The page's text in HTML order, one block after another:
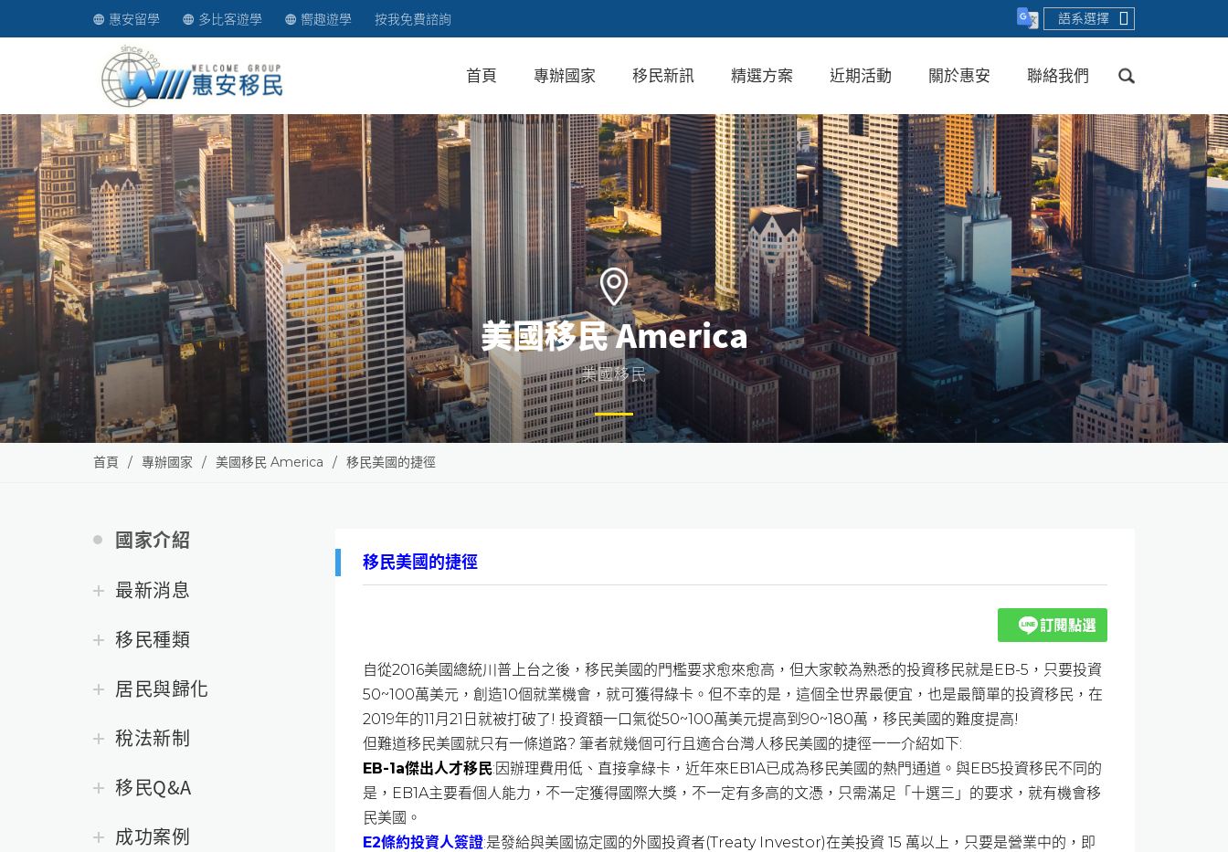
惠安留學 多比客遊學 嚮趣遊學 按我免費諮詢 語系選擇
首頁 專辦國家 移民新訊 精選方案 近期活動 關於惠安 聯絡我們
送出
美國移民 America
美國移民
首頁 專辦國家 美國移民 America 移民美國的捷徑
國家介紹
最新消息
移民種類
居民與歸化
稅法新制
移民Q&A
成功案例
移民美國的捷徑
自從2016美國總統川普上台之後，移民美國的門檻要求愈來愈高，但大家較為熟悉的投資移民就是EB-5，只要投資
50~100萬美元，創造10個就業機會，就可獲得綠卡。但不幸的是，這個全世界最便宜，也是最簡單的投資移民，在
2019年的11月21日就被打破了! 投資額一口氣從50~100萬美元提高到90~180萬，移民美國的難度提高!
但難道移民美國就只有一條道路? 筆者就幾個可行且適合台灣人移民美國的捷徑一一介紹如下:
EB-1a傑出人才移民:因辦理費用低、直接拿綠卡，近年來EB1A已成為移民美國的熱門通道。與EB5投資移民不同的
是，EB1A主要看個人能力，不一定獲得國際大獎，不一定有多高的文憑，只需滿足「十選三」的要求，就有機會移
民美國。
E2條約投資人簽證:是發給與美國協定國的外國投資者(Treaty Investor)在美投資 15 萬以上，只要是營業中的，即